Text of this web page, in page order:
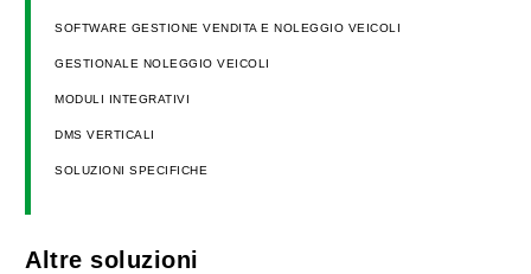
SOFTWARE GESTIONE VENDITA E NOLEGGIO VEICOLI
GESTIONALE NOLEGGIO VEICOLI
MODULI INTEGRATIVI
DMS VERTICALI
SOLUZIONI SPECIFICHE
Altre soluzioni